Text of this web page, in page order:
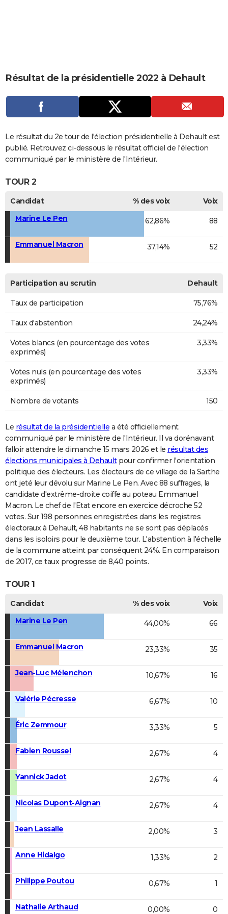
CARTE DE VOEUX
DICTIONNAIRE
Dictionnaire
Biographies
Expressions
Proverbes
PROGRAMME TV
COPAINS D'AVANT
Se connecter
Collèges
Universités
Entreprises
Service militaire
Avis de recherche
AVIS DE DÉCÈS
FORUM
Bricolage
Culture
Television
Voyage
Résultat de la présidentielle 2022 à Dehault
Le résultat du 2e tour de l'élection présidentielle à Dehault est
publié. Retrouvez ci-dessous le résultat officiel de l'élection
communiqué par le ministère de l'Intérieur.
TOUR 2
Candidat % des voix
Voix
Marine Le Pen
62,86% 88
Emmanuel Macron 37,14% 52
Participation au scrutin Dehault
Taux de participation 75,76%
Taux d'abstention 24,24%
Votes blancs (en pourcentage des votes
exprimés)
3,33%
Votes nuls (en pourcentage des votes
exprimés)
3,33%
Nombre de votants 150
Le résultat de la présidentielle a été officiellement
communiqué par le ministère de l'Intérieur. Il va dorénavant
falloir attendre le dimanche 15 mars 2026 et le résultat des
élections municipales à Dehaultpour confirmer l'orientation
politique des électeurs. Les électeurs de ce village de la Sarthe
ont jeté leur dévolu sur Marine Le Pen. Avec 88 suffrages, la
candidate d'extrême-droite coiffe au poteau Emmanuel
Macron. Le chef de l'Etat encore en exercice décroche 52
votes. Sur 198 personnes enregistrées dans les registres
électoraux à Dehault, 48 habitants ne se sont pas déplacés
dans les isoloirs pour le deuxième tour. L'abstention à l'échelle
de la commune atteint par conséquent 24%. En comparaison
de 2017, ce taux progresse de 8,40 points.
TOUR 1
Candidat % des voix
Voix
Marine Le Pen
44,00% 66
Emmanuel Macron 23,33% 35
Jean-Luc Mélenchon 10,67% 16
Valérie Pécresse 6,67% 10
Éric Zemmour 3,33% 5
Fabien Roussel 2,67% 4
Yannick Jadot 2,67% 4
Nicolas Dupont-Aignan 2,67% 4
Jean Lassalle 2,00% 3
Anne Hidalgo 1,33% 2
Philippe Poutou 0,67% 1
Nathalie Arthaud 0,00% 0